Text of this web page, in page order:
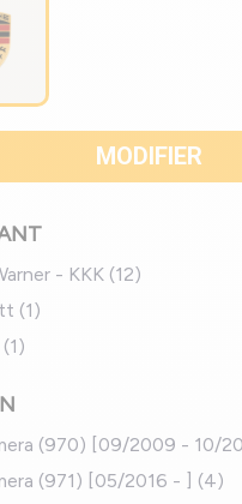
MODIFIER
- KKK (12)
(1)
(1)
(970) [09/2009 - 10/
(971) [05/2016 - ] (4)